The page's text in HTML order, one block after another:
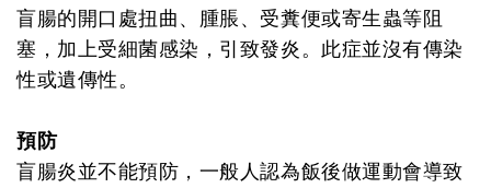
盲腸的開口處扭曲、腫脹、受糞便或寄生蟲等阻
塞，加上受細菌感染，引致發炎。此症並沒有傳染
性或遺傳性。
預防
盲腸炎並不能預防，一般人認為飯後做運動會導致